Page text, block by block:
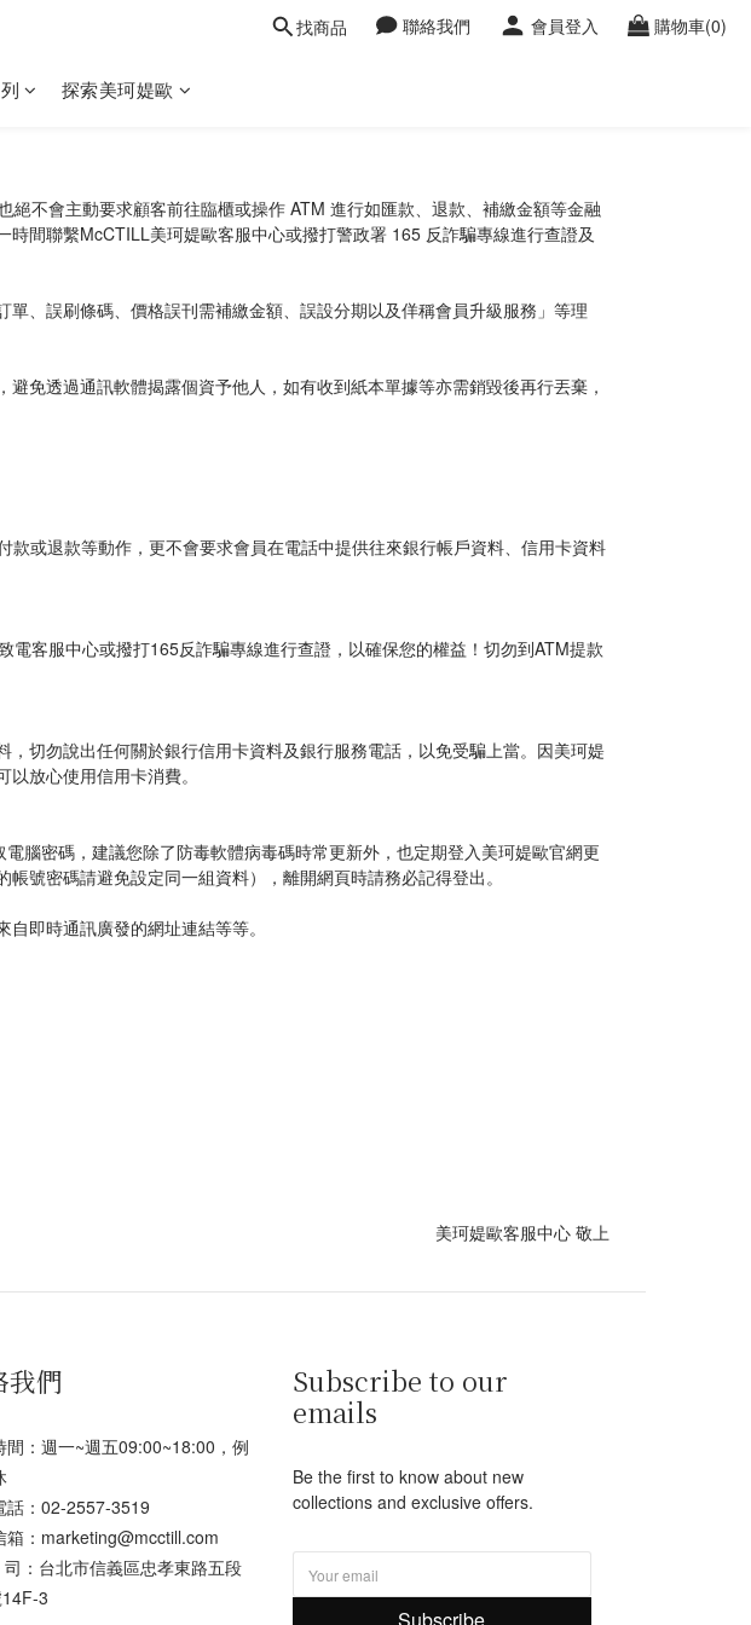
找商品 聯絡我們 會員登入 購物車(0)
探索美珂媞歐
不會主動要求顧客前往臨櫃或操作 ATM 進行如匯款、退款、補繳金額等金融
間聯繫McCTILL美珂媞歐客服中心或撥打警政署 165 反詐騙專線進行查證及
、誤刷條碼、價格誤刊需補繳金額、誤設分期以及佯稱會員升級服務」等理
免透過通訊軟體揭露個資予他人，如有收到紙本單據等亦需銷毀後再行丟棄，
或退款等動作，更不會要求會員在電話中提供往來銀行帳戶資料、信用卡資料
客服中心或撥打165反詐騙專線進行查證，以確保您的權益！切勿到ATM提款
切勿說出任何關於銀行信用卡資料及銀行服務電話，以免受騙上當。因美珂媞
放心使用信用卡消費。
腦密碼，建議您除了防毒軟體病毒碼時常更新外，也定期登入美珂媞歐官網更
號密碼請避免設定同一組資料），離開網頁時請務必記得登出。
即時通訊廣發的網址連結等等。
美珂媞歐客服中心 敬上
我們
間：週一~週五09:00~18:00，例
話：02-2557-3519
箱：marketing@mcctill.com
：台北市信義區忠孝東路五段
3
Subscribe to our
emails
Be the first to know about new
collections and exclusive offers.